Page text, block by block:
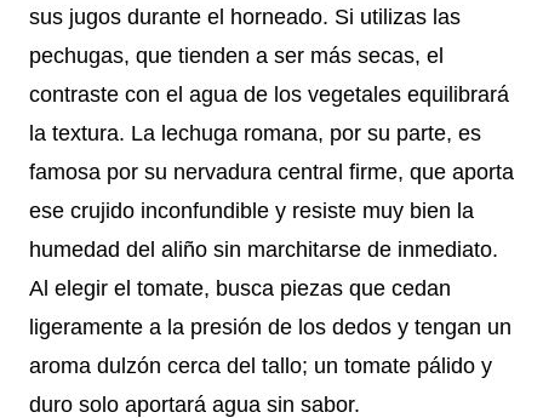
sus jugos durante el horneado. Si utilizas las
pechugas, que tienden a ser más secas, el
contraste con el agua de los vegetales equilibrará
la textura. La lechuga romana, por su parte, es
famosa por su nervadura central firme, que aporta
ese crujido inconfundible y resiste muy bien la
humedad del aliño sin marchitarse de inmediato.
Al elegir el tomate, busca piezas que cedan
ligeramente a la presión de los dedos y tengan un
aroma dulzón cerca del tallo; un tomate pálido y
duro solo aportará agua sin sabor.